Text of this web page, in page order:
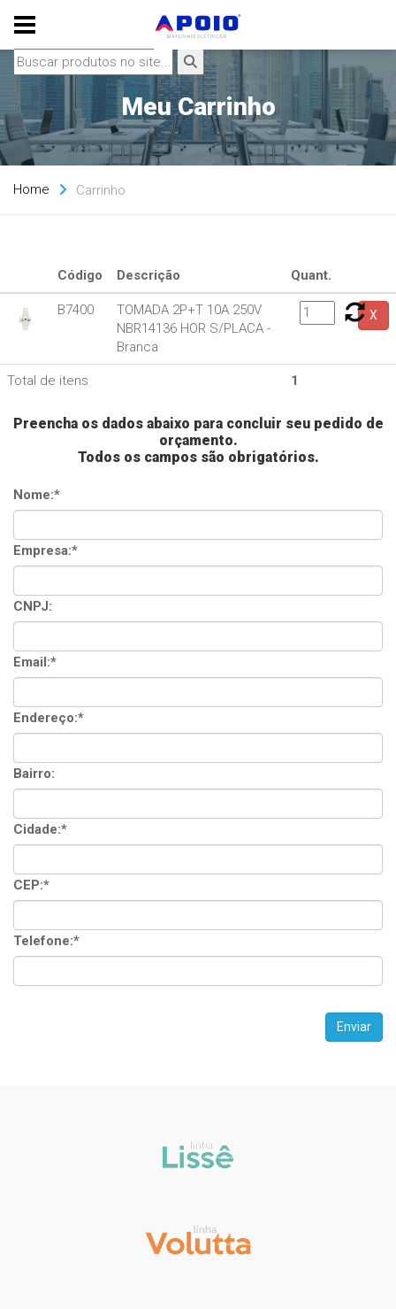
Meu Carrinho
Home Carrinho
Código Descrição Quant.
B7400
TOMADA 2P+T 10A 250V
NBR14136 HOR S/PLACA -
Branca
X
Total de itens 1
Preencha os dados abaixo para concluir seu pedido de
orçamento.
Todos os campos são obrigatórios.
Nome:*
Empresa:*
CNPJ:
Email:*
Endereço:*
Bairro:
Cidade:*
CEP:*
Telefone:*
Enviar